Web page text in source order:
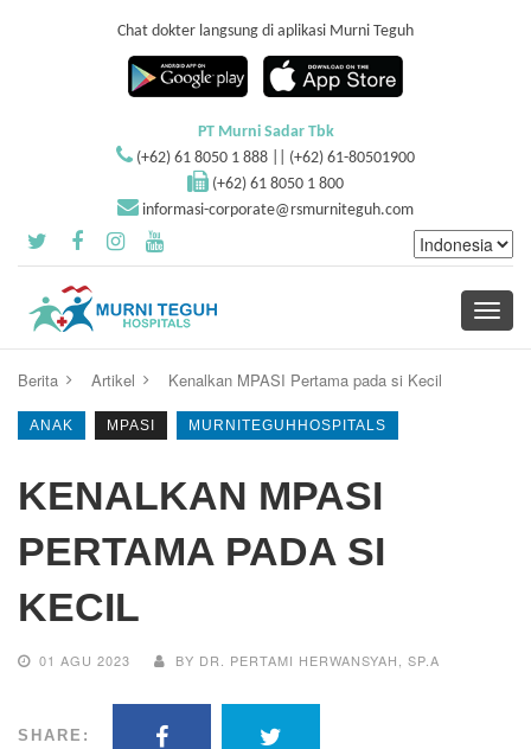
Chat dokter langsung di aplikasi Murni Teguh
PT Murni Sadar Tbk
(+62) 61 8050 1 888 || (+62) 61-80501900
(+62) 61 8050 1 800
informasi-corporate@rsmurniteguh.com
Toggle
Berita Artikel Kenalkan MPASI Pertama pada si Kecil
ANAK MPASI MURNITEGUHHOSPITALS
KENALKAN MPASI
PERTAMA PADA SI
KECIL
01 AGU 2023 BY DR. PERTAMI HERWANSYAH, SP.A
SHARE: